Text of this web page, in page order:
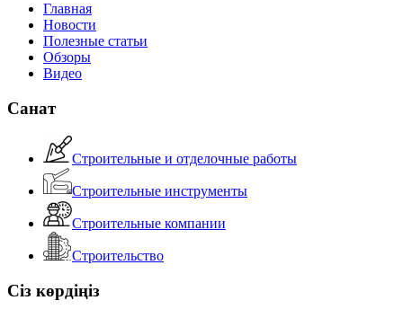
Главная
Новости
Полезные статьи
Обзоры
Видео
Санат
Строительные и отделочные работы
Строительные инструменты
Строительные компании
Строительство
Сіз көрдіңіз